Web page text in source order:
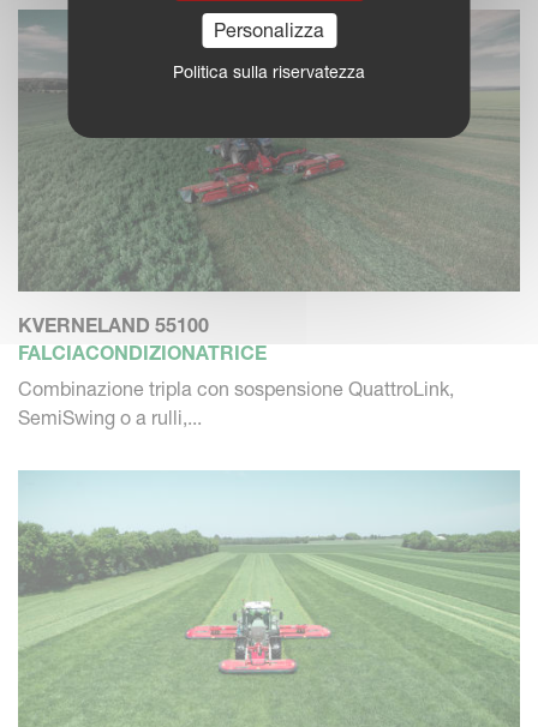
KVERNELAND 55100
FALCIACONDIZIONATRICE
Combinazione tripla con sospensione QuattroLink,
SemiSwing o a rulli,...
Personalizza
Politica sulla riservatezza